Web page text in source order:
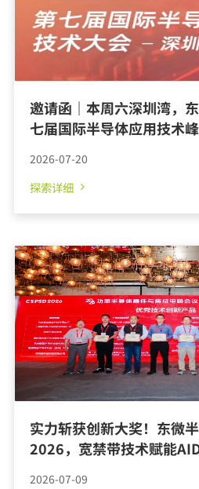
探索详细
邀请函｜本周六深圳湾，
七届国际半导体应用技术
2026-07-20
实力斩获创新大奖！东微
2026，宽禁带技术赋能
2026-07-09